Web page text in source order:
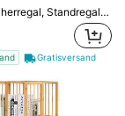
HaluPeit Bücherregal, Standregal mit 6 Ebenen 15 Ablagen, Verstellbare offene Ablagen, für Wohnzimmer, Büro, Schlafzimmer, 30 x 70 x 170cm
Gratisversand